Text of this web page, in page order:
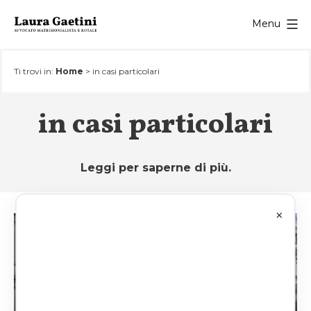
Menu
Ti trovi in: Home > in casi particolari
in casi particolari
Leggi per saperne di più.
×